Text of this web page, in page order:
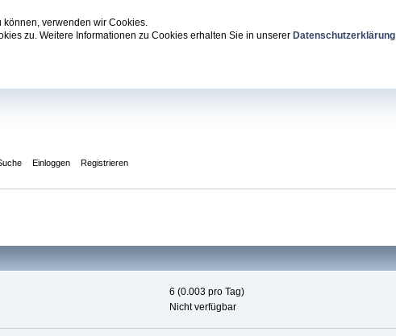
können, verwenden wir Cookies.
zu. Weitere Informationen zu Cookies erhalten Sie in unserer Datenschutzerklärung
Einloggen Registrieren
6 (0.003 pro Tag)
Nicht verfügbar